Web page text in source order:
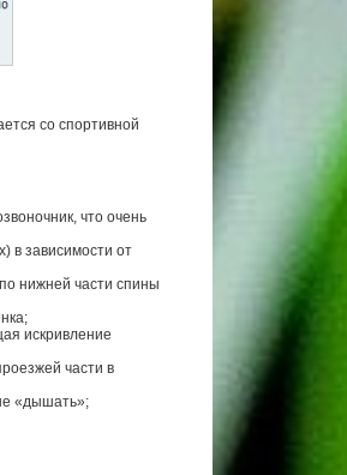
со спортивной
что очень
в зависимости от
нижней части спины
искривление
части в
«дышать»;